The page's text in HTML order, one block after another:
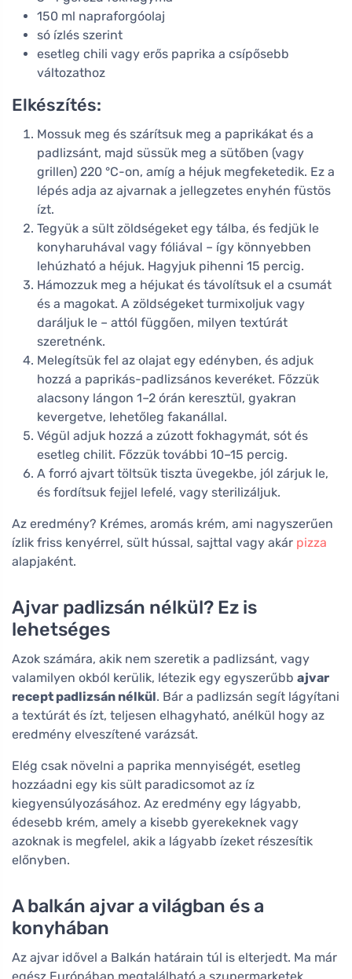
150 ml napraforgóolaj
só ízlés szerint
esetleg chili vagy erős paprika a csípősebb
változathoz
Elkészítés:
Mossuk meg és szárítsuk meg a paprikákat és a
padlizsánt, majd süssük meg a sütőben (vagy
grillen) 220 °C-on, amíg a héjuk megfeketedik. Ez a
lépés adja az ajvarnak a jellegzetes enyhén füstös
ízt.
Tegyük a sült zöldségeket egy tálba, és fedjük le
konyharuhával vagy fóliával – így könnyebben
lehúzható a héjuk. Hagyjuk pihenni 15 percig.
Hámozzuk meg a héjukat és távolítsuk el a csumát
és a magokat. A zöldségeket turmixoljuk vagy
daráljuk le – attól függően, milyen textúrát
szeretnénk.
Melegítsük fel az olajat egy edényben, és adjuk
hozzá a paprikás-padlizsános keveréket. Főzzük
alacsony lángon 1–2 órán keresztül, gyakran
kevergetve, lehetőleg fakanállal.
Végül adjuk hozzá a zúzott fokhagymát, sót és
esetleg chilit. Főzzük további 10–15 percig.
A forró ajvart töltsük tiszta üvegekbe, jól zárjuk le,
és fordítsuk fejjel lefelé, vagy sterilizáljuk.
Az eredmény? Krémes, aromás krém, ami nagyszerűen
ízlik friss kenyérrel, sült hússal, sajttal vagy akár pizza
alapjaként.
Ajvar padlizsán nélkül? Ez is
lehetséges
Azok számára, akik nem szeretik a padlizsánt, vagy
valamilyen okból kerülik, létezik egy egyszerűbb ajvar
recept padlizsán nélkül. Bár a padlizsán segít lágyítani
a textúrát és ízt, teljesen elhagyható, anélkül hogy az
eredmény elveszítené varázsát.
Elég csak növelni a paprika mennyiségét, esetleg
hozzáadni egy kis sült paradicsomot az íz
kiegyensúlyozásához. Az eredmény egy lágyabb,
édesebb krém, amely a kisebb gyerekeknek vagy
azoknak is megfelel, akik a lágyabb ízeket részesítik
előnyben.
A balkán ajvar a világban és a
konyhában
Az ajvar idővel a Balkán határain túl is elterjedt. Ma már